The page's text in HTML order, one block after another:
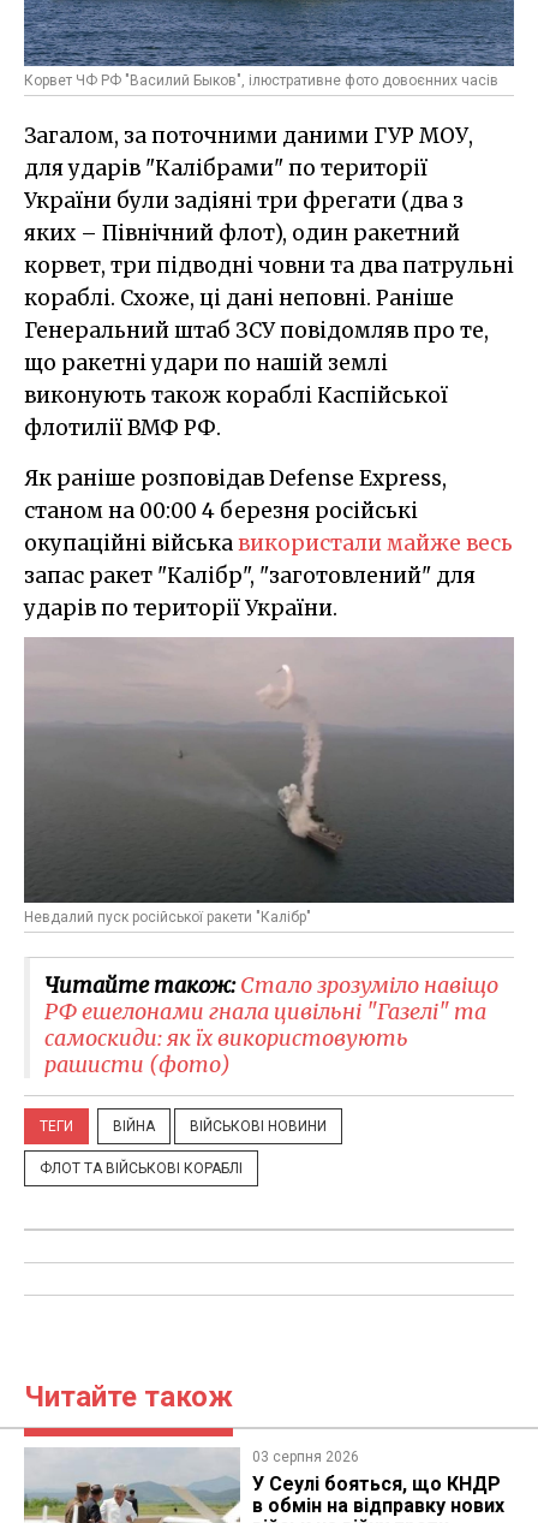
Корвет ЧФ РФ "Василий Быков", ілюстративне фото довоєнних часів
Загалом, за поточними даними ГУР МОУ,
для ударів "Калібрами" по території
України були задіяні три фрегати (два з
яких – Північний флот), один ракетний
корвет, три підводні човни та два патрульні
кораблі. Схоже, ці дані неповні. Раніше
Генеральний штаб ЗСУ повідомляв про те,
що ракетні удари по нашій землі
виконують також кораблі Каспійської
флотилії ВМФ РФ.
Як раніше розповідав Defense Express,
станом на 00:00 4 березня російські
окупаційні військавикористали майже весь
запас ракет "Калібр", "заготовлений" для
ударів по території України.
Невдалий пуск російської ракети "Калібр"
Читайте також:Стало зрозуміло навіщо
РФ ешелонами гнала цивільні "Газелі" та
самоскиди: як їх використовують
рашисти (фото)
ТЕГИ ВІЙНА ВІЙСЬКОВІ НОВИНИ
ФЛОТ ТА ВІЙСЬКОВІ КОРАБЛІ
Читайте також
03 серпня 2026
У Сеулі бояться, що КНДР
в обмін на відправку нових